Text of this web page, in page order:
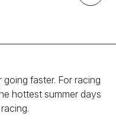
faster. For racing
hottest summer days